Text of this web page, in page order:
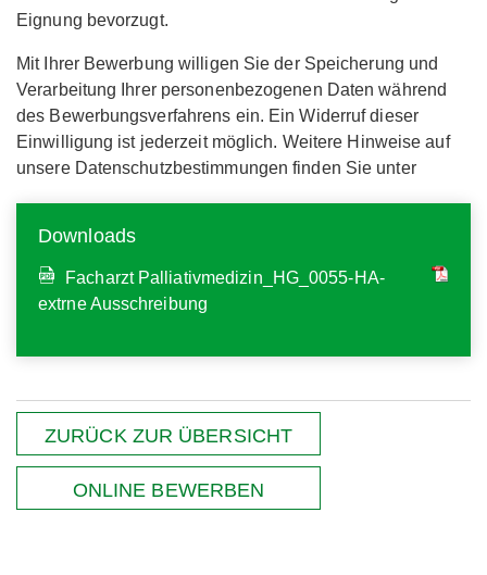
Eignung bevorzugt.
Mit Ihrer Bewerbung willigen Sie der Speicherung und
Verarbeitung Ihrer personenbezogenen Daten während
des Bewerbungsverfahrens ein. Ein Widerruf dieser
Einwilligung ist jederzeit möglich. Weitere Hinweise auf
unsere Datenschutzbestimmungen finden Sie unter
Downloads
Facharzt Palliativmedizin_HG_0055-HA-
extrne Ausschreibung
ZURÜCK ZUR ÜBERSICHT
ONLINE BEWERBEN